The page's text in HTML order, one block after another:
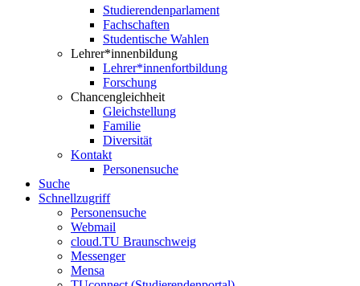
Studierendenparlament
Fachschaften
Studentische Wahlen
Lehrer*innenbildung
Lehrer*innenfortbildung
Forschung
Chancengleichheit
Gleichstellung
Familie
Diversität
Kontakt
Personensuche
Suche
Schnellzugriff
Personensuche
Webmail
cloud.TU Braunschweig
Messenger
Mensa